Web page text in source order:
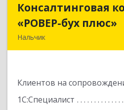
Консалтинговая
«РОВЕР-бух плюс»
Нальчик
Клиентов на
1С:Специалист